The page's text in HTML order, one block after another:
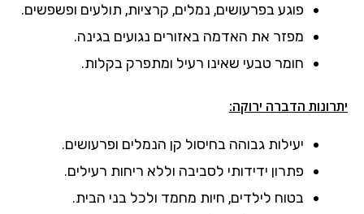
פוגע בפרעושים, נמלים, קרציות, תולעים ופשפשים.
מפזר את האדמה באזורים נגועים בגינה.
חומר טבעי שאינו רעיל ומתפרק בקלות.
יתרונות הדברה ירוקה:
יעילות גבוהה בחיסול קן הנמלים ופרעושים.
פתרון ידידותי לסביבה וללא ריחות רעילים.
בטוח לילדים, חיות מחמד ולכל בני הבית.